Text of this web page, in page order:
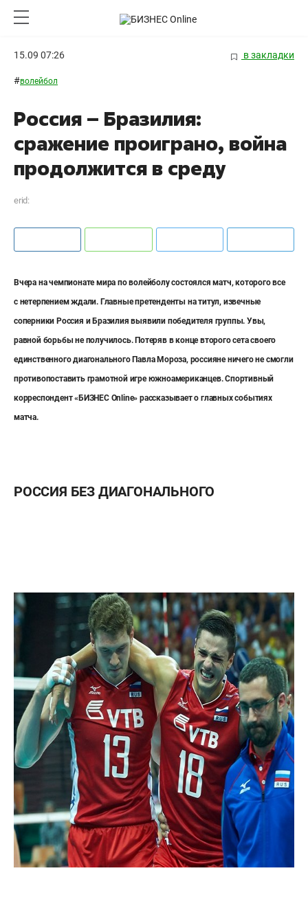
15.09 07:26 в закладки
#волейбол
Россия – Бразилия:
сражение проиграно, война
продолжится в среду
erid:
Вчера на чемпионате мира по волейболу состоялся матч, которого все
с нетерпением ждали. Главные претенденты на титул, извечные
соперники Россия и Бразилия выявили победителя группы. Увы,
равной борьбы не получилось. Потеряв в конце второго сета своего
единственного диагонального Павла Мороза, россияне ничего не смогли
противопоставить грамотной игре южноамериканцев. Спортивный
корреспондент «БИЗНЕС Online» рассказывает о главных событиях
матча.
РОССИЯ БЕЗ ДИАГОНАЛЬНОГО